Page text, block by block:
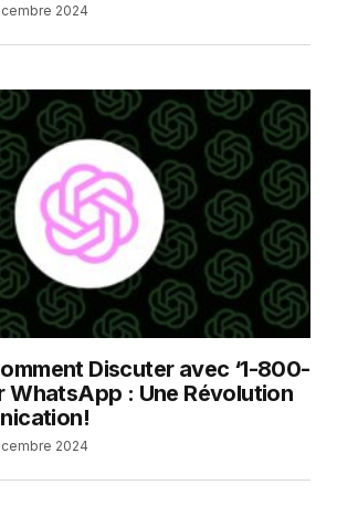
2024
Discuter avec ‘1-800-
WhatsApp : Une Révolution
2024